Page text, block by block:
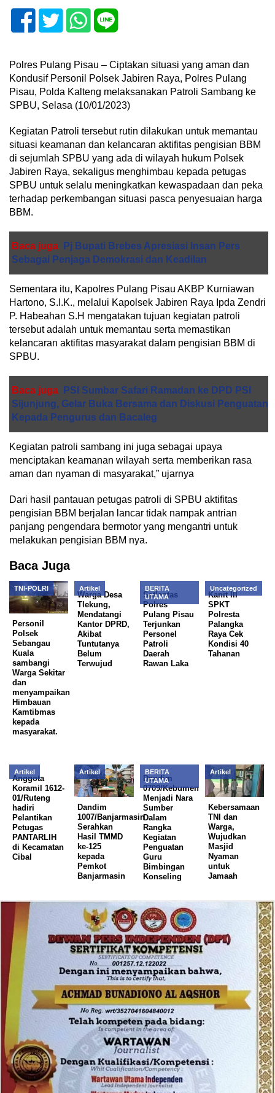
Polres Pulang Pisau – Ciptakan situasi yang aman dan
Kondusif Personil Polsek Jabiren Raya, Polres Pulang
Pisau, Polda Kalteng melaksanakan Patroli Sambang ke
SPBU, Selasa (10/01/2023)
Kegiatan Patroli tersebut rutin dilakukan untuk memantau
situasi keamanan dan kelancaran aktifitas pengisian BBM
di sejumlah SPBU yang ada di wilayah hukum Polsek
Jabiren Raya, sekaligus menghimbau kepada petugas
SPBU untuk selalu meningkatkan kewaspadaan dan peka
terhadap perkembangan situasi pasca penyesuaian harga
BBM.
Baca juga
Pj Bupati Brebes Apresiasi Insan Pers
Sebagai Penjaga Demokrasi dan Keadilan
Sementara itu, Kapolres Pulang Pisau AKBP Kurniawan
Hartono, S.I.K., melalui Kapolsek Jabiren Raya Ipda Zendri
P. Habeahan S.H mengatakan tujuan kegiatan patroli
tersebut adalah untuk memantau serta memastikan
kelancaran aktifitas masyarakat dalam pengisian BBM di
SPBU.
Baca juga
PSI Sumbar Safari Ramadan ke DPD PSI
Sijunjung, Gelar Buka Bersama dan Diskusi Penguatan
Kepada Pengurus dan Bacaleg
Kegiatan patroli sambang ini juga sebagai upaya
menciptakan keamanan wilayah serta memberikan rasa
aman dan nyaman di masyarakat,” ujarnya
Dari hasil pantauan petugas patroli di SPBU aktifitas
pengisian BBM berjalan lancar tidak nampak antrian
panjang pengendara bermotor yang mengantri untuk
melakukan pengisian BBM nya.
Baca Juga
TNI-POLRI
Personil
Polsek
Sebangau
Kuala
sambangi
Warga Sekitar
dan
menyampaikan
Himbauan
Kamtibmas
kepada
masyarakat.
Artikel
Warga Desa
Tlekung,
Mendatangi
Kantor DPRD,
Akibat
Tuntutanya
Belum
Terwujud
BERITA
UTAMA
Satlantas
Polres
Pulang Pisau
Terjunkan
Personel
Patroli
Daerah
Rawan Laka
Uncategorized
Kanit III
SPKT
Polresta
Palangka
Raya Cek
Kondisi 40
Tahanan
Artikel
Anggota
Koramil 1612-
01/Ruteng
hadiri
Pelantikan
Petugas
PANTARLIH
di Kecamatan
Cibal
Artikel
Dandim
1007/Banjarmasin
Serahkan
Hasil TMMD
ke-125
kepada
Pemkot
Banjarmasin
BERITA
UTAMA
Dandim
0709/Kebumen
Menjadi Nara
Sumber
Dalam
Rangka
Kegiatan
Penguatan
Guru
Bimbingan
Konseling
Artikel
Kebersamaan
TNI dan
Warga,
Wujudkan
Masjid
Nyaman
untuk
Jamaah